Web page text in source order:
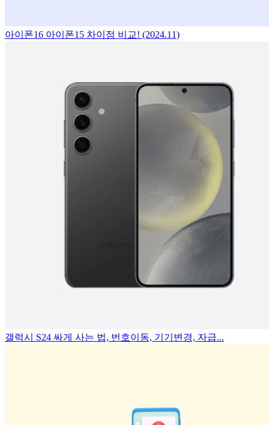
아이폰16 아이폰15 차이점 비교! (2024.11)
갤럭시 S24 싸게 사는 법, 번호이동, 기기변경, 자급...